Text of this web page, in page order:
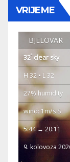
VRIJEME
BJELOVAR
32° clear sky
H 32 • L 32
27% humidity
wind: 1m/s S
5:44 → 20:11
9. kolovoza